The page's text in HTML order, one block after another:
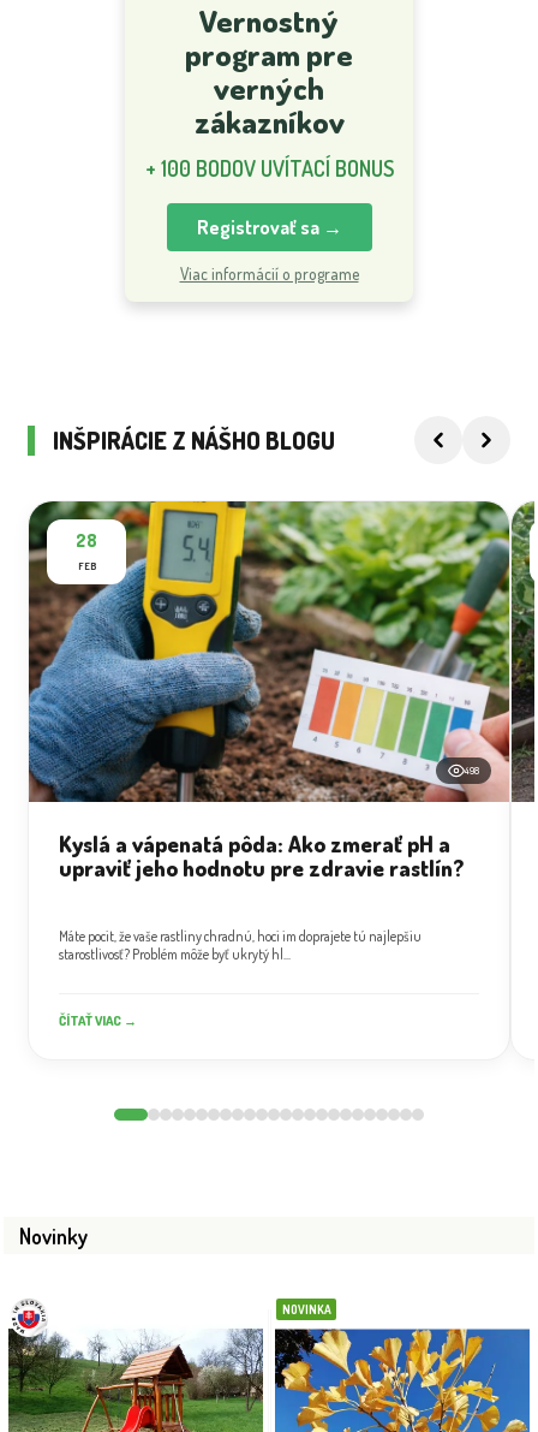
Vernostný
program pre
verných
zákazníkov
+ 100 BODOV UVÍTACÍ BONUS
Registrovať sa →
Viac informácií o programe
INŠPIRÁCIE Z NÁŠHO BLOGU
28
FEB
498
Kyslá a vápenatá pôda: Ako zmerať pH a
upraviť jeho hodnotu pre zdravie rastlín?
Máte pocit, že vaše rastliny chradnú, hoci im doprajete tú najlepšiu
starostlivosť? Problém môže byť ukrytý hl...
ČÍTAŤ VIAC →
Novinky
NOVINKA